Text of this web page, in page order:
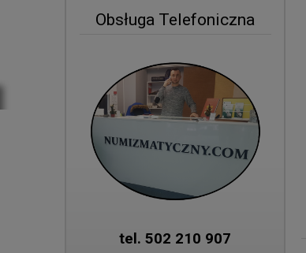
Obsługa Telefoniczna
tel. 502 210 907